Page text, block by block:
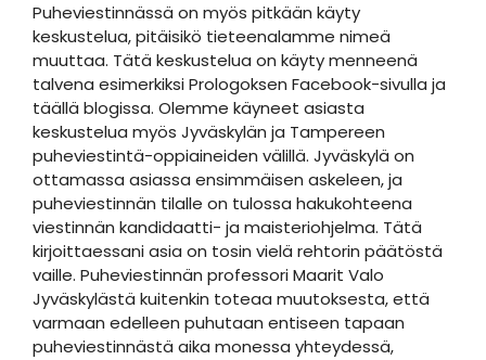
Puheviestinnässä on myös pitkään käyty
keskustelua, pitäisikö tieteenalamme nimeä
muuttaa. Tätä keskustelua on käyty menneenä
talvena esimerkiksi Prologoksen Facebook-sivulla ja
täällä blogissa. Olemme käyneet asiasta
keskustelua myös Jyväskylän ja Tampereen
puheviestintä-oppiaineiden välillä. Jyväskylä on
ottamassa asiassa ensimmäisen askeleen, ja
puheviestinnän tilalle on tulossa hakukohteena
viestinnän kandidaatti- ja maisteriohjelma. Tätä
kirjoittaessani asia on tosin vielä rehtorin päätöstä
vaille. Puheviestinnän professori Maarit Valo
Jyväskylästä kuitenkin toteaa muutoksesta, että
varmaan edelleen puhutaan entiseen tapaan
puheviestinnästä aika monessa yhteydessä,